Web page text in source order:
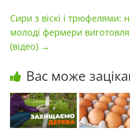
Сири з віскі і трюфелями:
молоді фермери
(відео) →
Вас може